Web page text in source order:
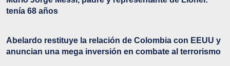
tenía 68 años
Abelardo restituye la relación de Colombia con EEUU y
anuncian una mega inversión en combate al terrorismo